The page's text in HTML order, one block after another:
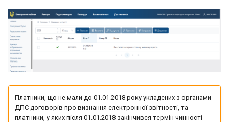
n
g
s
Гарячі клавіші
Головний документ і
додатки
Таблична частина
документа
Платники, що не мали до 01.01.2018 року укладених з органами
ДПС договорів про визнання електронної звітності, та
платники, у яких після 01.01.2018 закінчився термін чинності